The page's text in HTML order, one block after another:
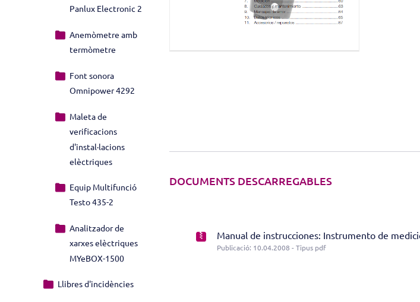
Panlux Electronic 2
Anemòmetre amb
termòmetre
Font sonora
Omnipower 4292
Maleta de
verificacions
d'instal·lacions
elèctriques
Equip Multifunció
Testo 435-2
Analitzador de
xarxes elèctriques
MYeBOX-1500
Llibres d'incidències
DOCUMENTS DESCARREGABLES
Manual de instrucciones: Instrumento de
Publicació: 10.04.2008 - Tipus pdf